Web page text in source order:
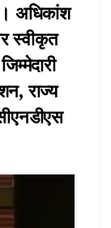
अधिकांश
स्वीकृत
राज्य